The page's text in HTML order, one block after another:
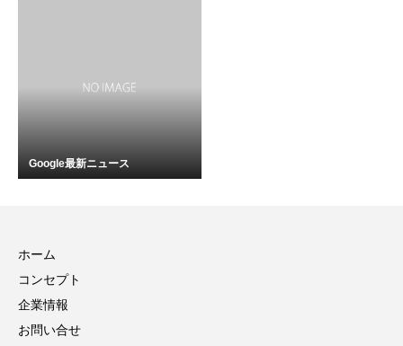
Google最新ニュース
ホーム
コンセプト
企業情報
お問い合せ